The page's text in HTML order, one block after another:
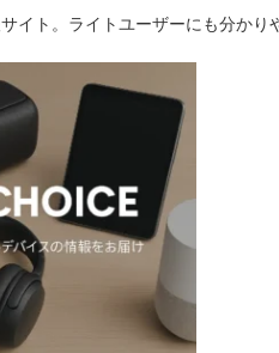
ト。ライトユーザーにも分かり